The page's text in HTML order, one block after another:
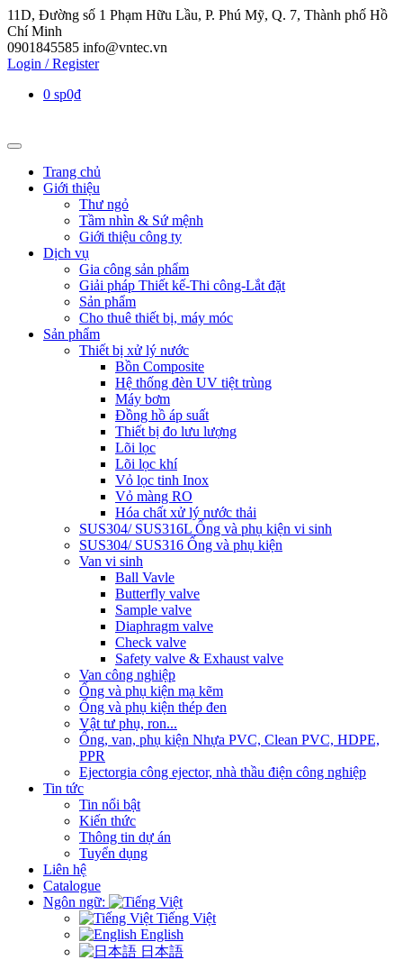
11D, Đường số 1 Phạm Hữu Lầu, P. Phú Mỹ, Q. 7, Thành phố Hồ
Chí Minh
0901845585 info@vntec.vn
Login / Register
0 sp0₫
Trang chủ
Giới thiệu
Thư ngỏ
Tầm nhìn & Sứ mệnh
Giới thiệu công ty
Dịch vụ
Gia công sản phẩm
Giải pháp Thiết kế-Thi công-Lắt đặt
Sản phẩm
Cho thuê thiết bị, máy móc
Sản phẩm
Thiết bị xử lý nước
Bồn Composite
Hệ thống đèn UV tiệt trùng
Máy bơm
Đồng hồ áp suất
Thiết bị đo lưu lượng
Lõi lọc
Lõi lọc khí
Vỏ lọc tinh Inox
Vỏ màng RO
Hóa chất xử lý nước thải
SUS304/ SUS316L Ống và phụ kiện vi sinh
SUS304/ SUS316 Ống và phụ kiện
Van vi sinh
Ball Vavle
Butterfly valve
Sample valve
Diaphragm valve
Check valve
Safety valve & Exhaust valve
Van công nghiệp
Ống và phụ kiện mạ kẽm
Ống và phụ kiện thép đen
Vật tư phụ, ron...
Ống, van, phụ kiện Nhựa PVC, Clean PVC, HDPE,
PPR
Ejectorgia công ejector, nhà thầu điện công nghiệp
Tin tức
Tin nổi bật
Kiến thức
Thông tin dự án
Tuyển dụng
Liên hệ
Catalogue
Ngôn ngữ:
Tiếng Việt
English
日本語